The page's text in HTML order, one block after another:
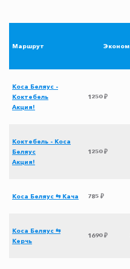
Маршрут Эконом
Коса Беляус -
Коктебель
Акция!
1250 ₽
Коктебель - Коса
Беляус
Акция!
1250 ₽
Коса Беляус ⇆ Кача 785 ₽
Коса Беляус ⇆
Керчь
1690 ₽